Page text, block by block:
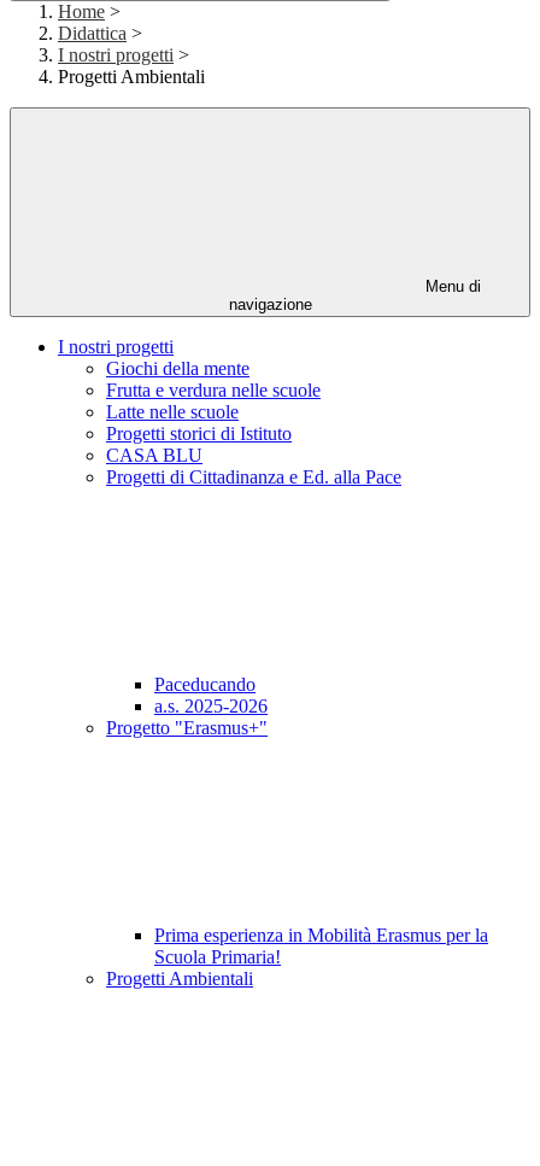
Home >
Didattica >
I nostri progetti >
Progetti Ambientali
Menu di
navigazione
I nostri progetti
Giochi della mente
Frutta e verdura nelle scuole
Latte nelle scuole
Progetti storici di Istituto
CASA BLU
Progetti di Cittadinanza e Ed. alla Pace
Paceducando
a.s. 2025-2026
Progetto "Erasmus+"
Prima esperienza in Mobilità Erasmus per la
Scuola Primaria!
Progetti Ambientali